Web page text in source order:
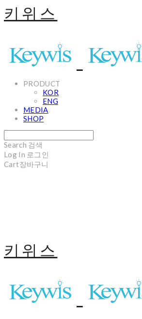
키위스
PRODUCT
KOR
ENG
MEDIA
SHOP
Search 검색
Log In 로그인
Cart장바구니
키위스